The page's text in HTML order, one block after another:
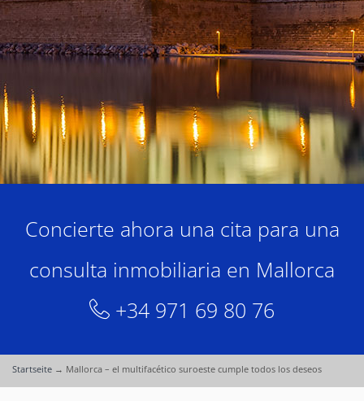
Concierte ahora una cita para una
consulta inmobiliaria en Mallorca
+34 971 69 80 76
Startseite → Mallorca – el multifacético suroeste cumple todos los deseos